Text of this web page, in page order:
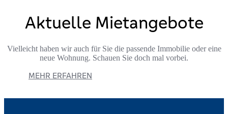
Aktuelle Mietangebote
Vielleicht haben wir auch für Sie die passende Immobilie oder eine
neue Wohnung. Schauen Sie doch mal vorbei.
MEHR ERFAHREN